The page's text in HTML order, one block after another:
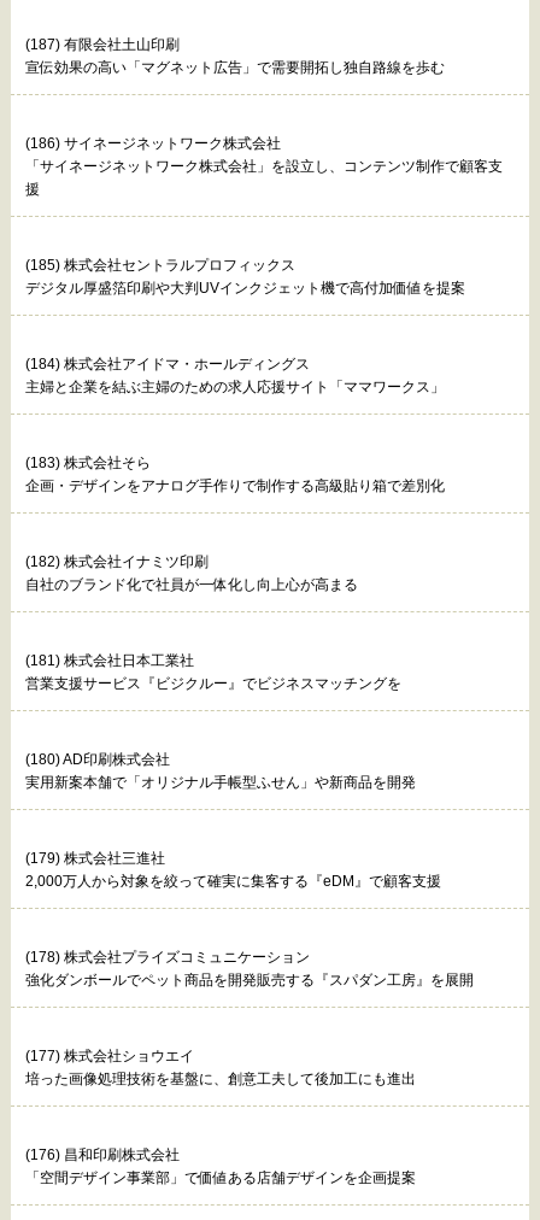
(187) 有限会社土山印刷
宣伝効果の高い「マグネット広告」で需要開拓し独自路線を歩む
(186) サイネージネットワーク株式会社
「サイネージネットワーク株式会社」を設立し、コンテンツ制作で顧客支
援
(185) 株式会社セントラルプロフィックス
デジタル厚盛箔印刷や大判UVインクジェット機で高付加価値を提案
(184) 株式会社アイドマ・ホールディングス
主婦と企業を結ぶ主婦のための求人応援サイト「ママワークス」
(183) 株式会社そら
企画・デザインをアナログ手作りで制作する高級貼り箱で差別化
(182) 株式会社イナミツ印刷
自社のブランド化で社員が一体化し向上心が高まる
(181) 株式会社日本工業社
営業支援サービス『ビジクルー』でビジネスマッチングを
(180) AD印刷株式会社
実用新案本舗で「オリジナル手帳型ふせん」や新商品を開発
(179) 株式会社三進社
2,000万人から対象を絞って確実に集客する『eDM』で顧客支援
(178) 株式会社プライズコミュニケーション
強化ダンボールでペット商品を開発販売する『スパダン工房』を展開
(177) 株式会社ショウエイ
培った画像処理技術を基盤に、創意工夫して後加工にも進出
(176) 昌和印刷株式会社
「空間デザイン事業部」で価値ある店舗デザインを企画提案